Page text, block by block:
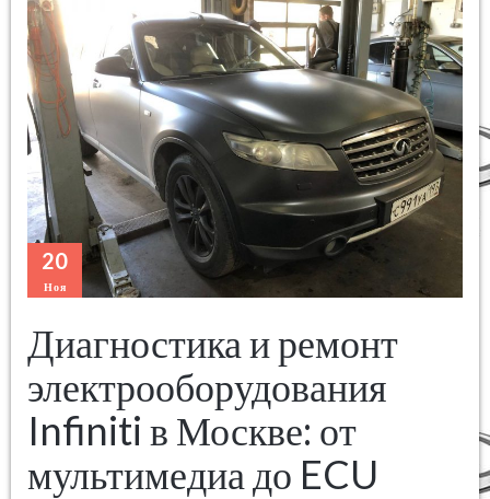
20
Ноя
Диагностика и ремонт
электрооборудования
Infiniti в Москве: от
мультимедиа до ECU